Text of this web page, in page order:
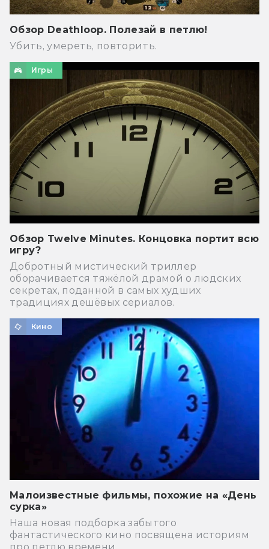
Обзор Deathloop. Полезай в петлю!
Убить, умереть, повторить.
Игры
Обзор Twelve Minutes. Концовка портит всю
игру?
Добротный мистический триллер
оборачивается тяжёлой драмой о людских
секретах, поданной в самых худших
традициях дешёвых сериалов.
Кино
Малоизвестные фильмы, похожие на «День
сурка»
Наша новая подборка забытого
фантастического кино посвящена историям
про петлю времени.